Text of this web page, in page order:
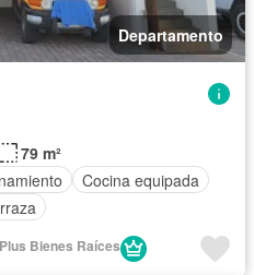
Departamento
79 m²
Cocina equipada
Bienes Raíces